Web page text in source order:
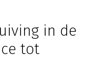
in de
tot